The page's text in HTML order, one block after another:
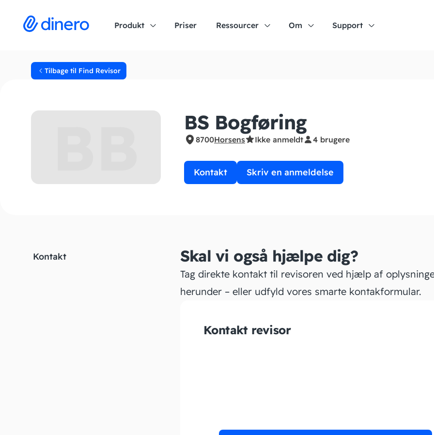
Produkt Priser Ressourcer Om Support
Tilbage til Find Revisor
BS Bogføring
8700Horsens Ikke anmeldt 4 brugere
Kontakt Skriv en anmeldelse
Kontakt Skal vi også hjælpe dig?
Tag direkte kontakt til revisoren ved hjælp af
herunder – eller udfyld vores smarte kontakformular.
Kontakt revisor